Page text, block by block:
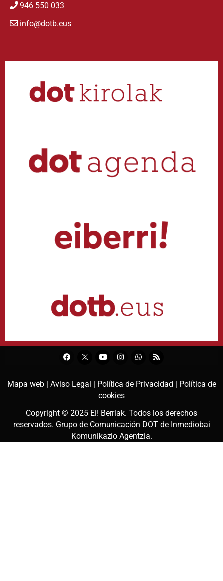
946 550 033
info@dotb.eus
Mapa web | Aviso Legal | Política de Privacidad | Política de
cookies
Copyright © 2025 Ei! Berriak. Todos los derechos
reservados. Grupo de Comunicación DOT de Inmediobai
Komunikazio Agentzia.